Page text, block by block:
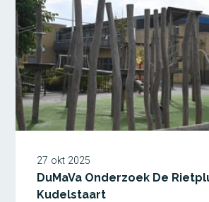
27 okt 2025
DuMaVa Onderzoek De
Kudelstaart